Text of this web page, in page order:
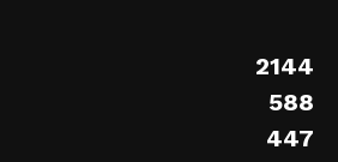
2144
588
447